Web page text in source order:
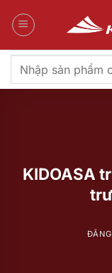
qua
Tìm
kiếm:
KIDOASA